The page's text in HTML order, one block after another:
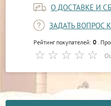
О ДОСТАВКЕ И
ЗАДАТЬ ВОПРОС
Рейтинг покупателей:0 .